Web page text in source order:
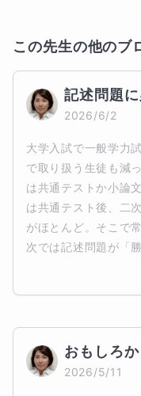
この先生の他のブ
記述問題
2026/6/2
大学入試で一般学力
で取り扱う生徒も減
は共通テストか小論
は共通テスト後、二
がほとんど。そこで
次では記述問題が「
おもしろ
2026/5/11